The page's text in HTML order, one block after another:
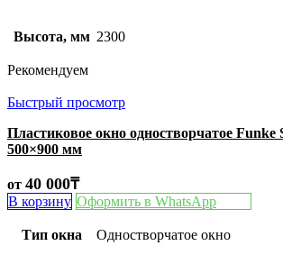
Высота, мм 2300
Рекомендуем
Быстрый просмотр
Пластиковое окно одностворчатое Funke
500×900 мм
от 40 000₸
В корзину Оформить в WhatsApp
Тип окна Одностворчатое окно